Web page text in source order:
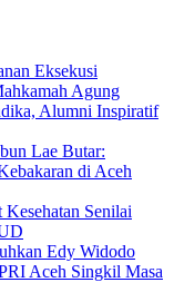
Eksekusi
Agung
Alumni Inspiratif
Lae Butar:
di Aceh
Senilai
Edy Widodo
Aceh Singkil Masa